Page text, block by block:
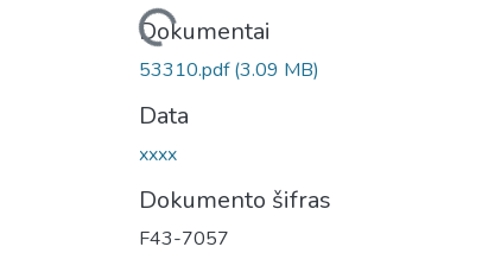
Įkeliama...
Dokumentai
53310.pdf(3.09 MB)
Data
xxxx
Dokumento šifras
F43-7057